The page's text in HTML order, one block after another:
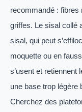
recommandé : fibres
griffes. Le sisal collé
sisal, qui peut
moquette ou en
s’usent et retiennent
une base trop légère
Cherchez des